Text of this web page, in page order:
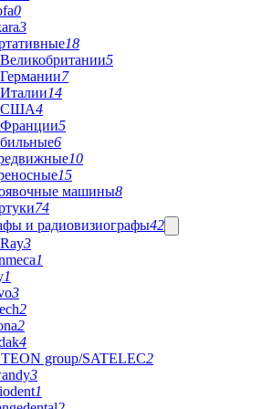
0
3
18
5
7
14
США4
5
6
10
15
машины8
74
и радиовизиографы42
3
1
1
3
2
2
4
group/SATELEC2
3
1